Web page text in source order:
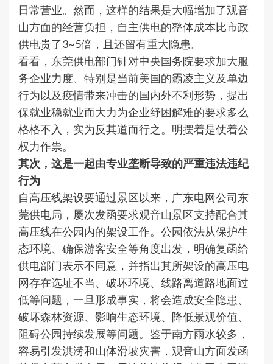
日常营业。然而，这样的结果是大幅增加了观音
山方面的经营负担，自主供电的整体成本比市政
供电贵了3~5倍，且还留有重大隐患。
看看，东莞供电部门针对中央国务院要求加大服
务企业力度、特别是当前美国的霸凌主义及单边
行为以及疫情带来冲击的国内外不利形势，提出
保就业稳就业而大力为企业纾困解难的要求多么
格格不入，实为反其道而行之。明摆着是仗着公
权力作祟。
其次，这是一起由专业垄断导致的严重违法违纪
行为
自高压线架设要通过景区以来，广东电网公司东
莞供电局，屡次发函要求观音山景区支持配合其
高压线在公园内的架设工作。公园依法从保护生
态环境、确保游客安全等角度出发，明确复函给
供电部门表示不同意，并指出其所架设的高压电
网存在选址不当、破坏环境、线路离道路地面过
低等问题，一旦形成事实，将会造成安全隐患、
破坏森林资源、影响生态环境、降低景观价值、
阻碍公园持续发展等问题。鉴于南方雨水较多，
容易引发洪涝和山体滑坡灾害，观音山方面发函